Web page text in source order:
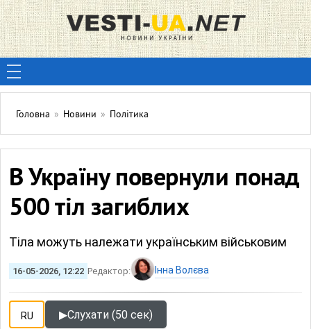
Головна » Новини » Політика
В Україну повернули понад
500 тіл загиблих
Тіла можуть належати українським військовим
16-05-2026, 12:22 Редактор: Інна Волєва
RU ▶Слухати (50 сек)